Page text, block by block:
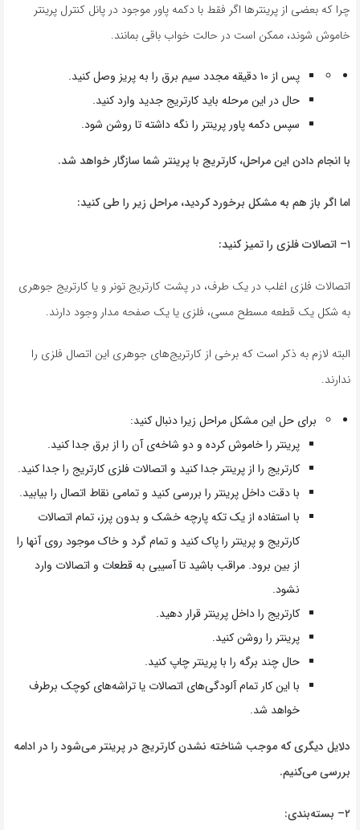
چرا که بعضی از پرینترها اگر فقط با دکمه پاور موجود در پانل کنترل پرینتر
خاموش شوند، ممکن است در حالت خواب باقی بمانند.
پس از ۱۰ دقیقه مجدد سیم برق را به پریز وصل کنید.
حال در این مرحله باید کارتریج جدید وارد کنید.
سپس دکمه پاور پرینتر را نگه داشته تا روشن شود.
با انجام دادن این مراحل، کارتریج با پرینتر شما سازگار خواهد شد.
اما اگر باز هم به مشکل برخورد کردید، مراحل زیر را طی کنید:
۱– اتصالات فلزی را تمیز کنید:
اتصالات فلزی اغلب در یک طرف، در پشت کارتریج تونر و یا کارتریج جوهری
به شکل یک قطعه مسطح مسی، فلزی یا یک صفحه مدار وجود دارند.
البته لازم به ذکر است که برخی از کارتریج‌های جوهری این اتصال فلزی را
ندارند.
برای حل این مشکل مراحل زیرا دنبال کنید:
پرینتر را خاموش کرده و دو شاخه‌ی آن را از برق جدا کنید.
کارتریج را از پرینتر جدا کنید و اتصالات فلزی کارتریج را جدا کنید.
با دقت داخل پرینتر را بررسی کنید و تمامی نقاط اتصال را بیابید.
با استفاده از یک تکه پارچه‌ خشک و بدون پرز، تمام اتصالات
کارتریج و پرینتر را پاک کنید و تمام گرد و خاک موجود روی آنها را
از بین برود. مراقب باشید تا آسیبی به قطعات و اتصالات وارد
نشود.
کارتریج را داخل پرینتر قرار دهید.
پرینتر را روشن کنید.
حال چند برگه را با پرینتر چاپ کنید.
با این کار تمام آلودگی‌های اتصالات یا تراشه‌های کوچک برطرف
خواهد شد.
دلایل دیگری که موجب شناخته نشدن کارتریج در پرینتر می‌شود را در ادامه
بررسی می‌کنیم.
۲– بسته‌بندی: